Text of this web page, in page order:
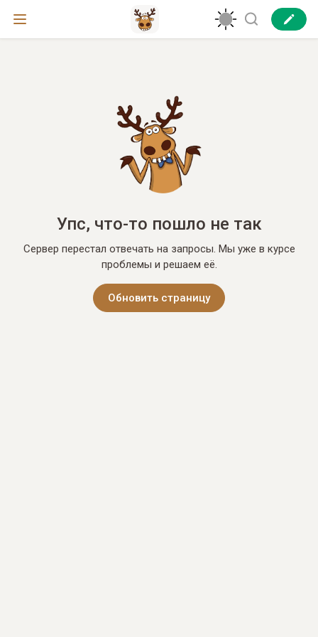
Упс, что-то пошло не так
Сервер перестал отвечать на запросы. Мы уже в курсе
проблемы и решаем её.
Обновить страницу